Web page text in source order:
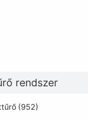
rendszer
(952)